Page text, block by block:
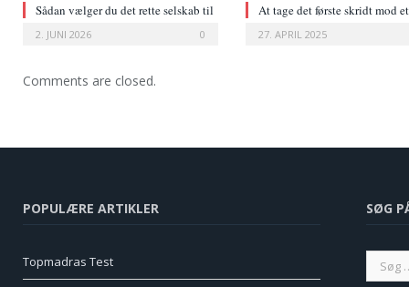
Sådan vælger du det rette selskab til
2. JUNI 2026 0
At tage det første skridt mod et
27. APRIL 2025
Comments are closed.
POPULÆRE ARTIKLER
Topmadras Test
SØG